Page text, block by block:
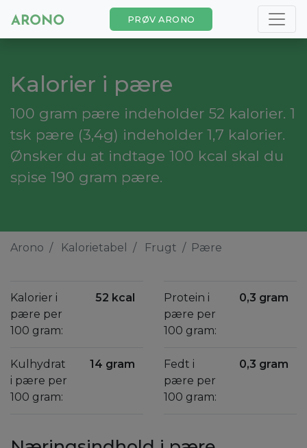
PRØV ARONO
Kalorier i pære
100 gram pære indeholder 52 kalorier. 1
tsk pære (3,4g) indeholder 1,7 kalorier.
Ønsker du at indtage 100 kcal skal du
spise 190 gram pære.
Arono Kalorietabel Frugt Pære
Kalorier i
pære per
100 gram:
52 kcal
Kulhydrat
i pære per
100 gram:
14 gram
Protein i
pære per
100 gram:
0,3 gram
Fedt i
pære per
100 gram:
0,3 gram